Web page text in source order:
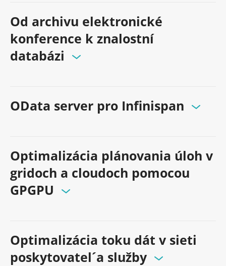
Od archivu elektronické
konference k znalostní
databázi
OData server pro Infinispan
Optimalizácia plánovania úloh v
gridoch a cloudoch pomocou
GPGPU
Optimalizácia toku dát v sieti
poskytovatel´a služby